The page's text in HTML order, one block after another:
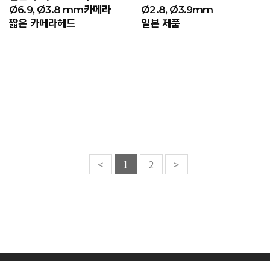
Ø6.9, Ø3.8 mm카메라
짧은 카메라헤드
Ø2.8, Ø3.9mm
일본 제품
< 1 2 >